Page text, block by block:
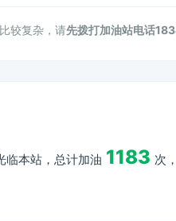
较复杂，请先拨打加油站电话
临本站，总计加油 1183 次